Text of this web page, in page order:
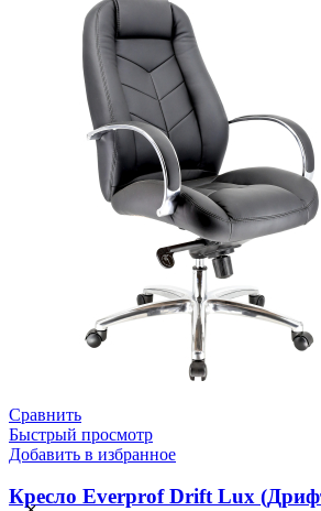
Сравнить
Быстрый просмотр
Добавить в избранное
Кресло Everprof Drift Lux